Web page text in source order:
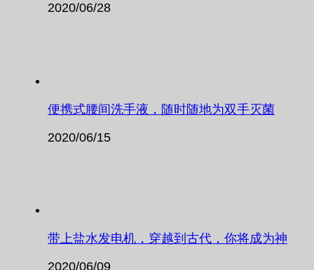
2020/06/28
便携式腰间洗手液，随时随地为双手灭菌
2020/06/15
带上盐水发电机，穿越到古代，你将成为神
2020/06/09